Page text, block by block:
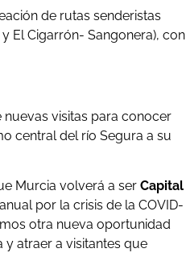
de rutas senderistas
El Cigarrón- Sangonera), con
nuevas visitas para conocer
central del río Segura a su
Murcia volverá a ser Capital
por la crisis de la COVID-
otra nueva oportunidad
y atraer a visitantes que